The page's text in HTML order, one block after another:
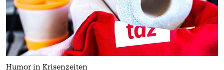
Humor in Krisenzeiten